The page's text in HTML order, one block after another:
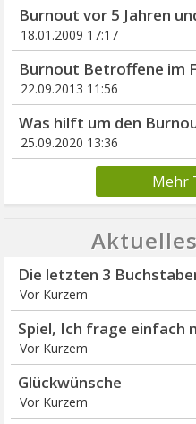
Burnout vor 5 Jahren
18.01.2009 17:17
Burnout Betroffene im
22.09.2013 11:56
Was hilft um den
25.09.2020 13:36
Mehr
Die letzten 3
Vor Kurzem
Spiel, Ich frage einfach
Vor Kurzem
Glückwünsche
Vor Kurzem